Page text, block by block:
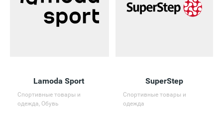
Lamoda Sport
Спортивные товары и
одежда, Обувь
SuperStep
Спортивные товары и
одежда